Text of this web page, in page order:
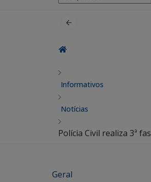
por:
Informativos
Notícias
Polícia Civil realiza 3ª
Geral